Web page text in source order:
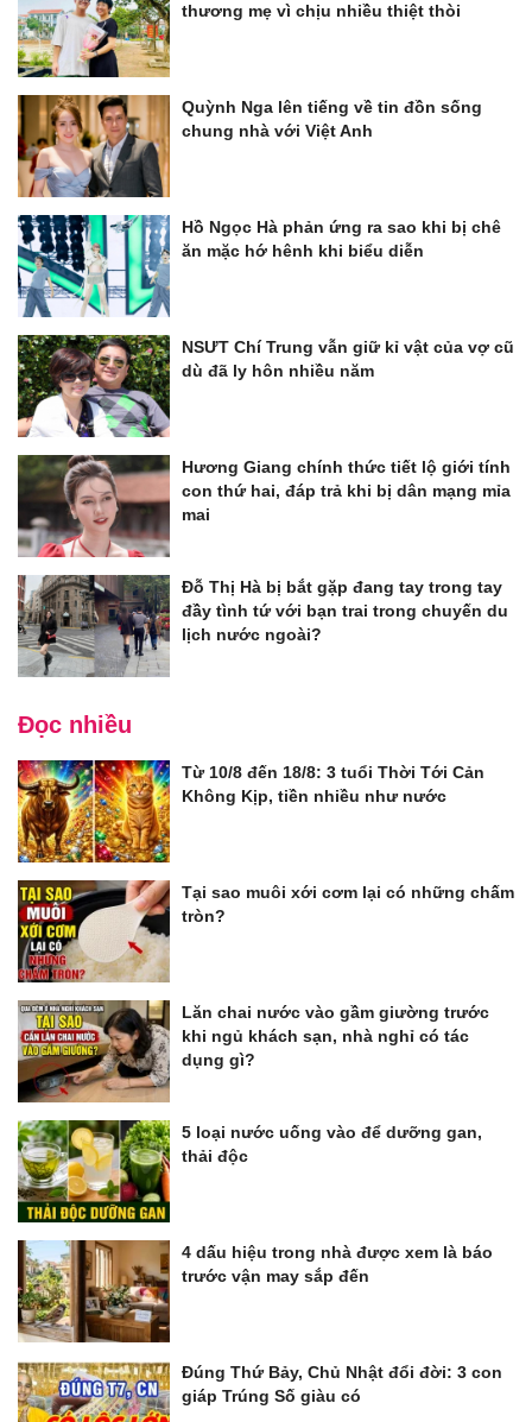
thương mẹ vì chịu nhiều thiệt thòi
Quỳnh Nga lên tiếng về tin đồn sống
chung nhà với Việt Anh
Hồ Ngọc Hà phản ứng ra sao khi bị chê
ăn mặc hớ hênh khi biểu diễn
NSƯT Chí Trung vẫn giữ kỉ vật của vợ cũ
dù đã ly hôn nhiều năm
Hương Giang chính thức tiết lộ giới tính
con thứ hai, đáp trả khi bị dân mạng mỉa
mai
Đỗ Thị Hà bị bắt gặp đang tay trong tay
đầy tình tứ với bạn trai trong chuyến du
lịch nước ngoài?
Đọc nhiều
Từ 10/8 đến 18/8: 3 tuổi Thời Tới Cản
Không Kịp, tiền nhiều như nước
Tại sao muôi xới cơm lại có những chấm
tròn?
Lăn chai nước vào gầm giường trước
khi ngủ khách sạn, nhà nghỉ có tác
dụng gì?
5 loại nước uống vào để dưỡng gan,
thải độc
4 dấu hiệu trong nhà được xem là báo
trước vận may sắp đến
Đúng Thứ Bảy, Chủ Nhật đổi đời: 3 con
giáp Trúng Số giàu có